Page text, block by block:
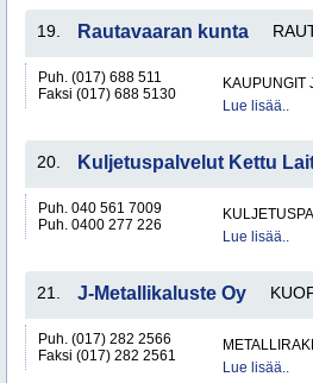
19. Rautavaaran kunta
Puh. (017) 688 511
Faksi (017) 688 5130
KAUPUNGIT
Lue lisää..
20. Kuljetuspalvelut Kettu
Puh. 040 561 7009
Puh. 0400 277 226
Lue lisää..
21. J-Metallikaluste Oy
Puh. (017) 282 2566
Faksi (017) 282 2561
Lue lisää..